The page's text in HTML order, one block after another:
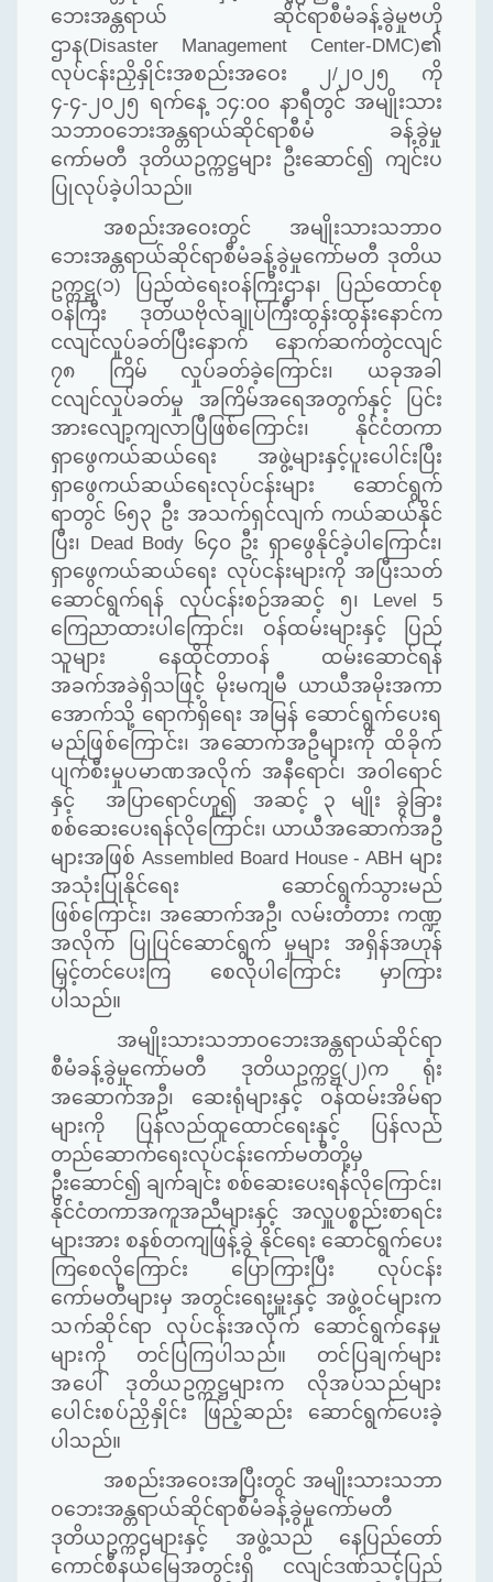
ဘေးအန္တရာယ် ဆိုင်ရာစီမံခန့်ခွဲမှုဗဟို
ဌာန(Disaster Management Center-DMC)၏
လုပ်ငန်းညှိနှိုင်းအစည်းအဝေး ၂/ ၂၀၂၅ ကို
၄-၄- ၂၀၂၅ ရက်နေ့ ၁၄:၀၀ နာရီတွင် အမျိုးသား
သဘာဝဘေးအန္တရာယ်ဆိုင်ရာစီမံ ခန့်ခွဲမှု
ကော်မတီ ဒုတိယဥက္ကဋ္ဌများ ဦးဆောင်၍ ကျင်းပ
ပြုလုပ်ခဲ့ပါသည်။
အစည်းအဝေးတွင် အမျိုးသားသဘာဝ
ဘေးအန္တရာယ်ဆိုင်ရာစီမံခန့်ခွဲမှုကော်မတီ ဒုတိယ
ဥက္ကဋ္ဌ(၁)
ပြည်ထဲရေးဝန်ကြီးဌာန၊ ပြည်ထောင်စု
ဝန်ကြီး ဒုတိယဗိုလ်ချုပ်ကြီးထွန်းထွန်းနောင်က
ငလျင်လှုပ်ခတ်ပြီးနောက် နောက်ဆက်တွဲငလျင်
၇၈ ကြိမ် လှုပ်ခတ်ခဲ့ကြောင်း၊ ယခုအခါ
ငလျင်လှုပ်ခတ်မှု အကြိမ်အရေအတွက်နှင့် ပြင်း
အားလျော့ကျလာပြီဖြစ်ကြောင်း၊ နိုင်ငံတကာ
ရှာဖွေကယ်ဆယ်ရေး အဖွဲ့များနှင့်ပူးပေါင်းပြီး
ရှာဖွေကယ်ဆယ်ရေးလုပ်ငန်းများ ဆောင်ရွက်
ရာတွင် ၆၅၃ ဦး အသက်ရှင်လျက် ကယ်ဆယ်နိုင်
ပြီး၊ Dead Body ၆၄၀ ဦး ရှာဖွေနိုင်ခဲ့ပါကြောင်း၊
ရှာဖွေကယ်ဆယ်ရေး လုပ်ငန်းများကို အပြီးသတ်
ဆောင်ရွက်ရန် လုပ်ငန်းစဉ်အဆင့် ၅၊ Level 5
ကြေညာထားပါကြောင်း၊ ဝန်ထမ်းများနှင့် ပြည်
သူများ နေထိုင်တာဝန် ထမ်းဆောင်ရန်
အခက်အခဲရှိသဖြင့် မိုးမကျမီ ယာယီအမိုးအကာ
အောက်သို့ ရောက်ရှိရေး အမြန် ဆောင်ရွက်ပေးရ
မည်ဖြစ်ကြောင်း၊ အဆောက်အဦများကို ထိခိုက်
ပျက်စီးမှုပမာဏအလိုက် အနီရောင်၊ အဝါရောင်
နှင့်
အပြာရောင်ဟူ၍ အဆင့် ၃ မျိုး ခွဲခြား
စစ်ဆေးပေးရန်လိုကြောင်း၊ ယာယီအဆောက်အဦ
များအဖြစ် Assembled Board House - ABH များ
အသုံးပြုနိုင်ရေး ဆောင်ရွက်သွားမည်
ဖြစ်ကြောင်း၊ အဆောက်အဦ၊ လမ်းတံတား ကဏ္ဍ
အလိုက် ပြုပြင်ဆောင်ရွက် မှုများ အရှိန်အဟုန်
မြှင့်တင်ပေးကြ စေလိုပါကြောင်း မှာကြား
ပါသည်။
အမျိုးသားသဘာဝဘေးအန္တရာယ်ဆိုင်ရာ
စီမံခန့်ခွဲမှုကော်မတီ ဒုတိယဥက္ကဋ္ဌ(၂)က ရုံး
အဆောက်အဦ၊ ဆေးရုံများနှင့် ဝန်ထမ်းအိမ်ရာ
များကို ပြန်လည်ထူထောင်ရေးနှင့် ပြန်လည်
တည်ဆောက်ရေးလုပ်ငန်းကော်မတီတို့မှ
ဦးဆောင်၍ ချက်ချင်း စစ်ဆေးပေးရန်လိုကြောင်း၊
နိုင်ငံတကာအကူအညီများနှင့် အလှူပစ္စည်းစာရင်း
များအား စနစ်တကျဖြန့်ခွဲ နိုင်ရေး ဆောင်ရွက်ပေး
ကြစေလိုကြောင်း ပြောကြားပြီး လုပ်ငန်း
ကော်မတီများမှ အတွင်းရေးမှူးနှင့် အဖွဲ့ဝင်များက
သက်ဆိုင်ရာ လုပ်ငန်းအလိုက် ဆောင်ရွက်နေမှု
များကို တင်ပြကြပါသည်။
တင်ပြချက်များ
အပေါ် ဒုတိယဥက္ကဋ္ဌများက လိုအပ်သည်များ
ပေါင်းစပ်ညှိနှိုင်း ဖြည့်ဆည်း ဆောင်ရွက်ပေးခဲ့
ပါသည်။
အစည်းအဝေးအပြီးတွင် အမျိုးသားသဘာ
ဝဘေးအန္တရာယ်ဆိုင်ရာစီမံခန့်ခွဲမှုကော်မတီ
ဒုတိယဥက္ကဌများနှင့် အဖွဲ့သည် နေပြည်တော်
ကောင်စီနယ်မြေအတွင်းရှိ
ငလျင်ဒဏ်သင့်ပြည်